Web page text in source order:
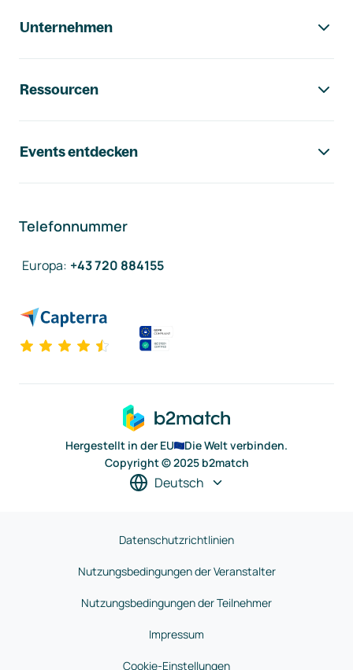
Unternehmen
Ressourcen
Events entdecken
Telefonnummer
Europa: +43 720 884155
Hergestellt in der EU
Die Welt verbinden.
Copyright © 2025 b2match
Deutsch
Datenschutzrichtlinien
Nutzungsbedingungen der Veranstalter
Nutzungsbedingungen der Teilnehmer
Impressum
Cookie-Einstellungen